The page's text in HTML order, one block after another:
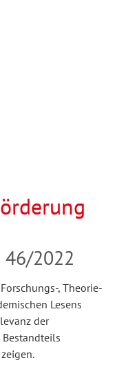
2022
, Theorie-
Lesens
der